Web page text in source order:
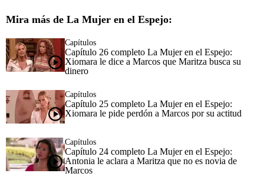
Mira más de La Mujer en el Espejo:
Capítulos
Capítulo 26 completo La Mujer en el Espejo:
Xiomara le dice a Marcos que Maritza busca su
dinero
Capítulos
Capítulo 25 completo La Mujer en el Espejo:
Xiomara le pide perdón a Marcos por su actitud
Capítulos
Capítulo 24 completo La Mujer en el Espejo:
Antonia le aclara a Maritza que no es novia de
Marcos